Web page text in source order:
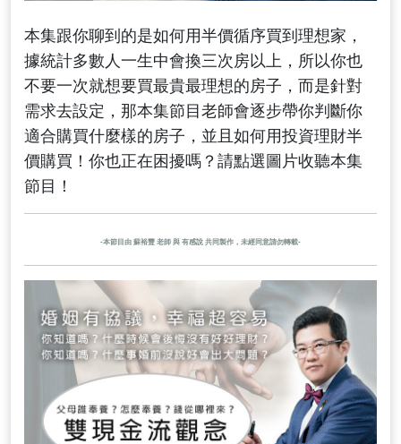
本集跟你聊到的是如何用半價循序買到理想家，
據統計多數人一生中會換三次房以上，所以你也
不要一次就想要買最貴最理想的房子，而是針對
需求去設定，那本集節目老師會逐步帶你判斷你
適合購買什麼樣的房子，並且如何用投資理財半
價購買！你也正在困擾嗎？請點選圖片收聽本集
節目！
-本節目由 蘇裕豐 老師 與 有感說 共同製作，未經同意請勿轉載-